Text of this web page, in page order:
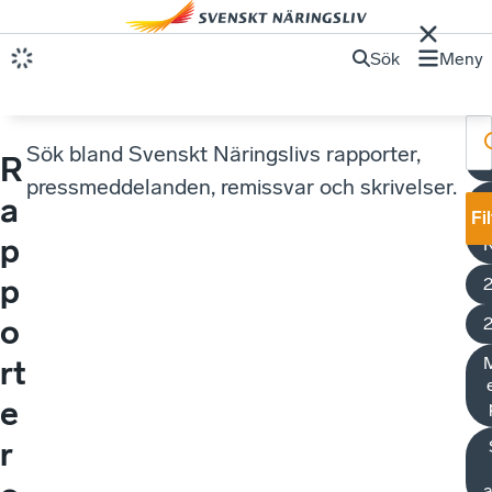
Sök Meny
R
a
p
p
o
rt
e
r
Sök bland Svenskt Näringslivs rapporter,
pressmeddelanden, remissvar och skrivelser.